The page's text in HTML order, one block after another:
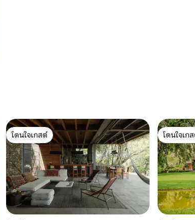
ย 5 จาก 5, 32 รีวิว
โดนใจเกสต์
โดนใจเกสต์
โดนใจเก
โดนใจเก